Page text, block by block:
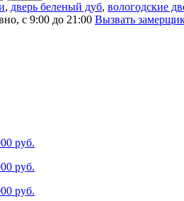
, дверь беленый дуб, вологодские
с 9:00 до 21:00 Вызвать
руб.
руб.
руб.